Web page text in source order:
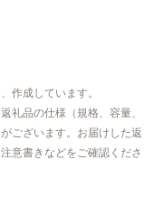
作成しています。
礼品の仕様（規格、容量、
ございます。お届けした返
意書きなどをご確認くださ